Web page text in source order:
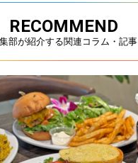
RECOMMEND
部が紹介する関連コラム・記事